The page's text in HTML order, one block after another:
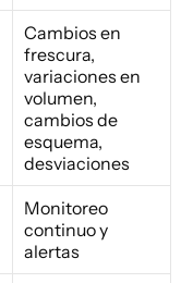
Cambios en
frescura,
variaciones en
volumen,
cambios de
esquema,
desviaciones
Monitoreo
continuo y
alertas